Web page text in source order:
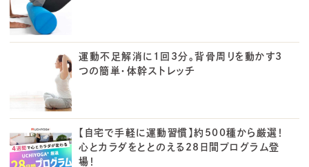
運動不足解消に1回3分。背骨周りを動かす3
つの簡単・体幹ストレッチ
【自宅で手軽に運動習慣】約500種から厳選！
心とカラダをととのえる28日間プログラム登
場！